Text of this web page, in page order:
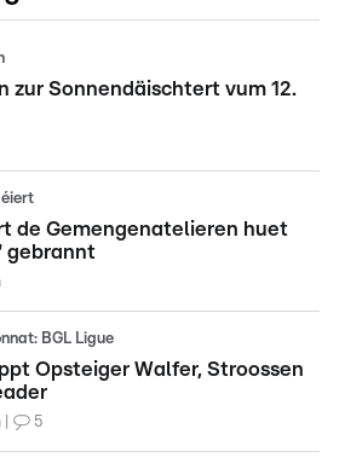
zur Sonnendäischtert vum 12.
de Gemengenatelieren huet
gebrannt
BGL Ligue
Opsteiger Walfer, Stroossen
5